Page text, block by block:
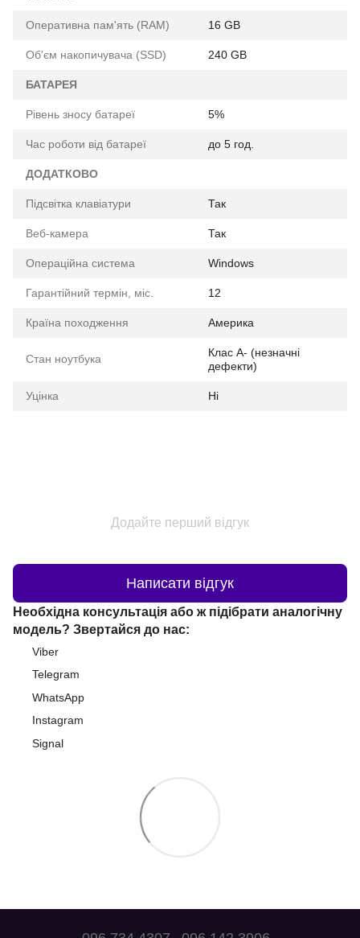
Оперативна пам'ять (RAM) 16 GB
Об'єм накопичувача (SSD) 240 GB
БАТАРЕЯ
Рівень зносу батареї 5%
Час роботи від батареї до 5 год.
ДОДАТКОВО
Підсвітка клавіатури Так
Веб-камера Так
Операційна система Windows
Гарантійний термін, міс. 12
Країна походження Америка
Стан ноутбука
Клас A- (незначні
дефекти)
Уцінка Ні
Додайте перший відгук
Написати відгук
Необхідна консультація або ж підібрати аналогічну
модель? Звертайся до нас:
Viber
Telegram
WhatsApp
Instagram
Signal